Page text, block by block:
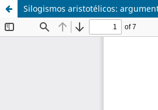
Silogismos aristotélicos: